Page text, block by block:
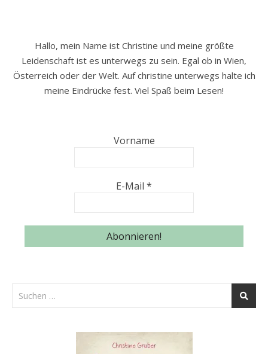
Hallo, mein Name ist Christine und meine größte
Leidenschaft ist es unterwegs zu sein. Egal ob in Wien,
Österreich oder der Welt. Auf christine unterwegs halte ich
meine Eindrücke fest. Viel Spaß beim Lesen!
Vorname
E-Mail *